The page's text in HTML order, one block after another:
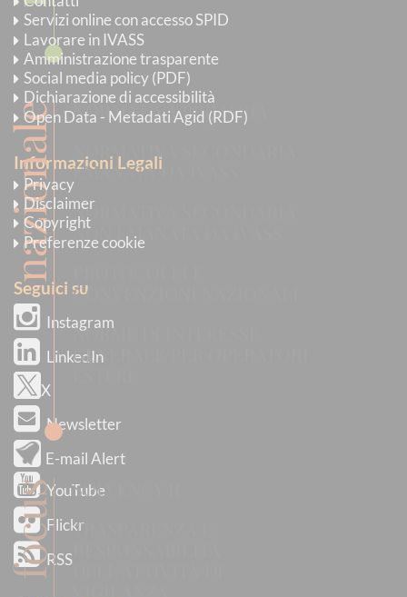
nazionale
NORMATIVA PRIMARIA
NORMATIVA SECONDARIA
EMANATA DA IVASS
NORMATIVA SECONDARIA
NON EMANATA DA IVASS
CONVENZIONI NAZIONALI
NORME DI INTERESSE
GENERALE PER OPERATORI
focus
SOLVENCY II
TRASPARENZA E
DELL'ATTIVITÀ DI
Servizi online con accesso SPID
Lavorare in IVASS
Amministrazione trasparente
Social media policy (PDF)
Dichiarazione di accessibilità
Open Data - Metadati Agid (RDF)
Informazioni Legali
Privacy
Disclaimer
Copyright
Preferenze cookie
Seguici su
Instagram
LinkedIn
X
Newsletter
E-mail Alert
YouTube
Flickr
RSS